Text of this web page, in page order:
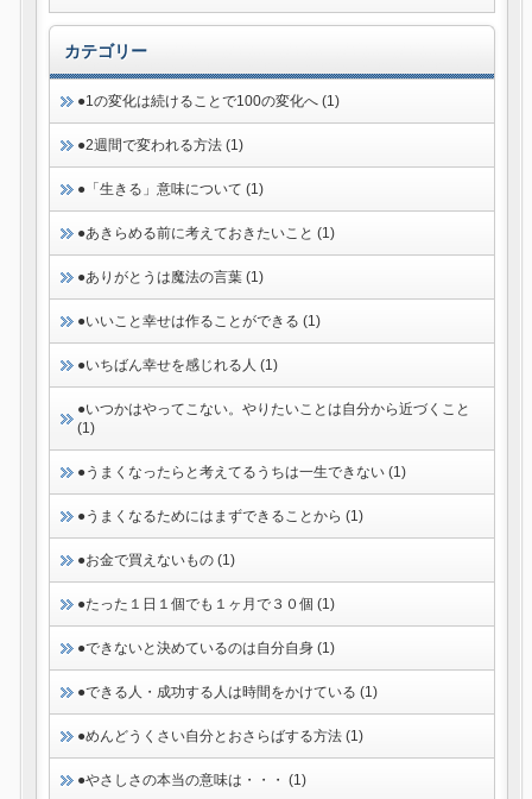
カテゴリー
●1の変化は続けることで100の変化へ (1)
●2週間で変われる方法 (1)
●「生きる」意味について (1)
●あきらめる前に考えておきたいこと (1)
●ありがとうは魔法の言葉 (1)
●いいこと幸せは作ることができる (1)
●いちばん幸せを感じれる人 (1)
●いつかはやってこない。やりたいことは自分から近づくこと
(1)
●うまくなったらと考えてるうちは一生できない (1)
●うまくなるためにはまずできることから (1)
●お金で買えないもの (1)
●たった１日１個でも１ヶ月で３０個 (1)
●できないと決めているのは自分自身 (1)
●できる人・成功する人は時間をかけている (1)
●めんどうくさい自分とおさらばする方法 (1)
●やさしさの本当の意味は・・・ (1)